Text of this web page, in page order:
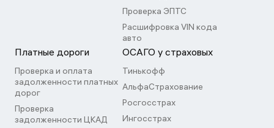
Проверка ЭПТС
Расшифровка VIN кода
авто
Платные дороги
Проверка и оплата
задолженности платных
дорог
Проверка
задолженности ЦКАД
ОСАГО у страховых
Тинькофф
АльфаСтрахование
Росгосстрах
Ингосстрах